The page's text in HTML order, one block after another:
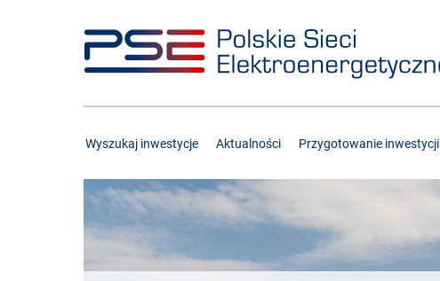
Wyszukaj inwestycje Aktualności Przygotowanie inwestycji